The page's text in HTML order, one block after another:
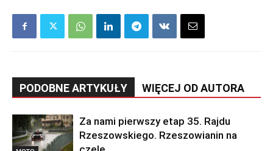
PODOBNE ARTYKUŁY WIĘCEJ OD AUTORA
Za nami pierwszy etap 35. Rajdu
Rzeszowskiego. Rzeszowianin na